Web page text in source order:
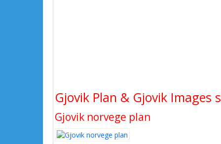
Gjovik Plan & Gjovik Images
Gjovik norvege plan